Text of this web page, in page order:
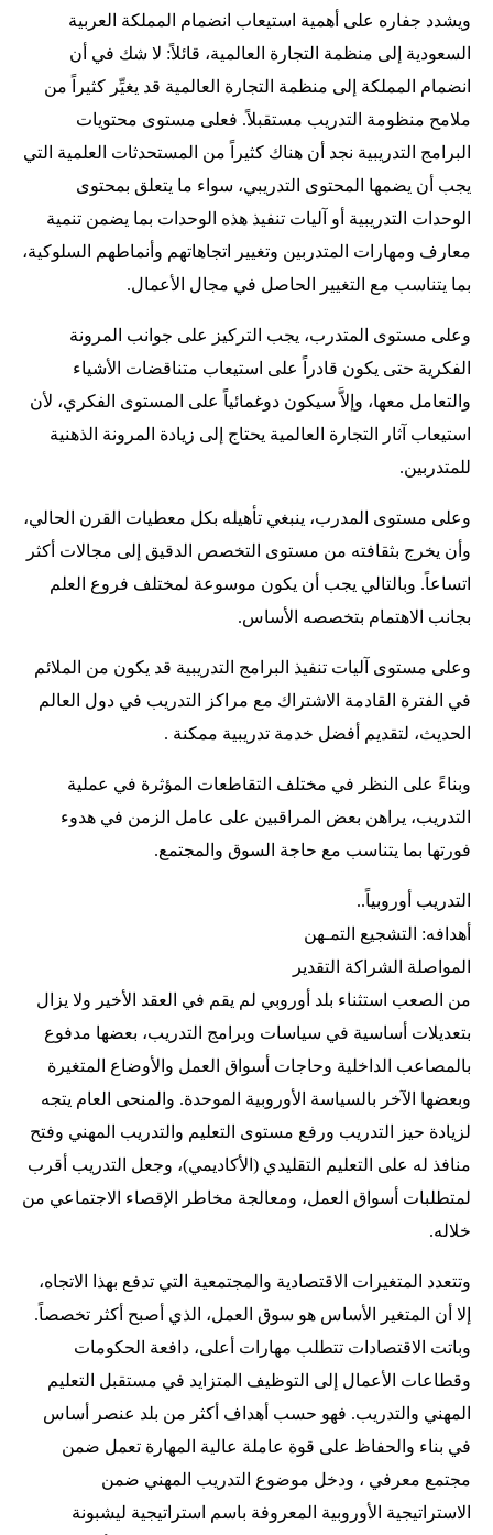
ويشدد جفاره على أهمية استيعاب انضمام المملكة العربية
السعودية إلى منظمة التجارة العالمية، قائلاً: لا شك في أن
انضمام المملكة إلى منظمة التجارة العالمية قد يغيِّر كثيراً من
ملامح منظومة التدريب مستقبلاً. فعلى مستوى محتويات
البرامج التدريبية نجد أن هناك كثيراً من المستحدثات العلمية التي
يجب أن يضمها المحتوى التدريبي، سواء ما يتعلق بمحتوى
الوحدات التدريبية أو آليات تنفيذ هذه الوحدات بما يضمن تنمية
معارف ومهارات المتدربين وتغيير اتجاهاتهم وأنماطهم السلوكية،
بما يتناسب مع التغيير الحاصل في مجال الأعمال.
وعلى مستوى المتدرب، يجب التركيز على جوانب المرونة
الفكرية حتى يكون قادراً على استيعاب متناقضات الأشياء
والتعامل معها، وإلاَّ سيكون دوغمائياً على المستوى الفكري، لأن
استيعاب آثار التجارة العالمية يحتاج إلى زيادة المرونة الذهنية
للمتدربين.
وعلى مستوى المدرب، ينبغي تأهيله بكل معطيات القرن الحالي،
وأن يخرج بثقافته من مستوى التخصص الدقيق إلى مجالات أكثر
اتساعاً. وبالتالي يجب أن يكون موسوعة لمختلف فروع العلم
بجانب الاهتمام بتخصصه الأساس.
وعلى مستوى آليات تنفيذ البرامج التدريبية قد يكون من الملائم
في الفترة القادمة الاشتراك مع مراكز التدريب في دول العالم
الحديث، لتقديم أفضل خدمة تدريبية ممكنة .
وبناءً على النظر في مختلف التقاطعات المؤثرة في عملية
التدريب، يراهن بعض المراقبين على عامل الزمن في هدوء
فورتها بما يتناسب مع حاجة السوق والمجتمع.
التدريب أوروبياً..
أهدافه: التشجيع التمـهن
المواصلة الشراكة التقدير
من الصعب استثناء بلد أوروبي لم يقم في العقد الأخير ولا يزال
بتعديلات أساسية في سياسات وبرامج التدريب، بعضها مدفوع
بالمصاعب الداخلية وحاجات أسواق العمل والأوضاع المتغيرة
وبعضها الآخر بالسياسة الأوروبية الموحدة. والمنحى العام يتجه
لزيادة حيز التدريب ورفع مستوى التعليم والتدريب المهني وفتح
منافذ له على التعليم التقليدي (الأكاديمي)، وجعل التدريب أقرب
لمتطلبات أسواق العمل، ومعالجة مخاطر الإقصاء الاجتماعي من
خلاله.
وتتعدد المتغيرات الاقتصادية والمجتمعية التي تدفع بهذا الاتجاه،
إلا أن المتغير الأساس هو سوق العمل، الذي أصبح أكثر تخصصاً.
وباتت الاقتصادات تتطلب مهارات أعلى، دافعة الحكومات
وقطاعات الأعمال إلى التوظيف المتزايد في مستقبل التعليم
المهني والتدريب. فهو حسب أهداف أكثر من بلد عنصر أساس
في بناء والحفاظ على قوة عاملة عالية المهارة تعمل ضمن
مجتمع معرفي ، ودخل موضوع التدريب المهني ضمن
الاستراتيجية الأوروبية المعروفة باسم استراتيجية ليشبونة